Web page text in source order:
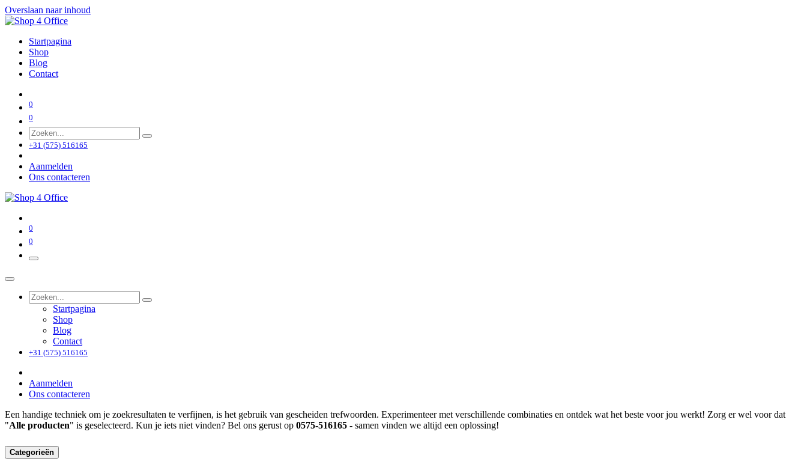
Overslaan naar inhoud
Startpagina
Shop
Blog
Contact
0
0
+31 (575) 516165
Aanmelden
Ons contacteren
0
0
Startpagina
Shop
Blog
Contact
+31 (575) 516165
Aanmelden
Ons contacteren
Een handige techniek om je zoekresultaten te verfijnen, is het gebruik van gescheiden trefwoorden. Experimenteer met verschillende combinaties en ontdek wat het beste voor jou werkt! Zorg er wel voor dat
"Alle producten" is geselecteerd. Kun je iets niet vinden? Bel ons gerust op 0575-516165 - samen vinden we altijd een oplossing!
Categorieën